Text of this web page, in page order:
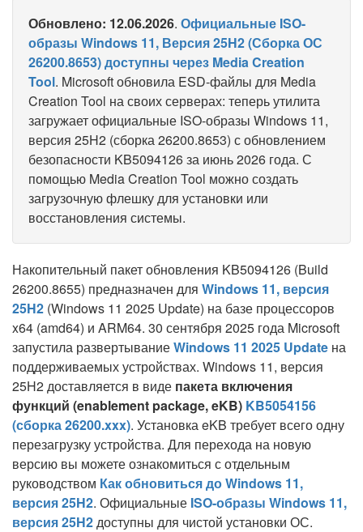
Обновлено: 12.06.2026. Официальные ISO-
образы Windows 11, Версия 25H2 (Сборка ОС
26200.8653) доступны через Media Creation
Tool. Microsoft обновила ESD-файлы для Media
Creation Tool на своих серверах: теперь утилита
загружает официальные ISO-образы Windows 11,
версия 25H2 (сборка 26200.8653) с обновлением
безопасности KB5094126 за июнь 2026 года. С
помощью Media Creation Tool можно создать
загрузочную флешку для установки или
восстановления системы.
Накопительный пакет обновления KB5094126 (Build
26200.8655) предназначен для Windows 11, версия
25H2 (Windows 11 2025 Update) на базе процессоров
x64 (amd64) и ARM64. 30 сентября 2025 года Microsoft
запустила развертываниеWindows 11 2025 Update на
поддерживаемых устройствах. Windows 11, версия
25H2 доставляется в виде пакета включения
функций (enablement package, eKB) KB5054156
(сборка 26200.xxx). Установка eKB требует всего одну
перезагрузку устройства. Для перехода на новую
версию вы можете ознакомиться с отдельным
руководством Как обновиться до Windows 11,
версия 25H2. Официальные ISO-образы Windows 11,
версия 25H2доступны для чистой установки ОС.